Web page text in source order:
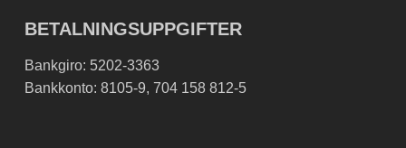
BETALNINGSUPPGIFTER
Bankgiro: 5202-3363
Bankkonto: 8105-9, 704 158 812-5